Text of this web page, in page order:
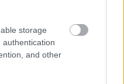
storage
authentication
and other
οι σύλλογοι
Μπενφίκα του Ψάρρα